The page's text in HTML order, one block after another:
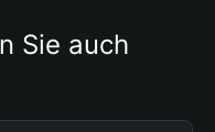
Sie auch